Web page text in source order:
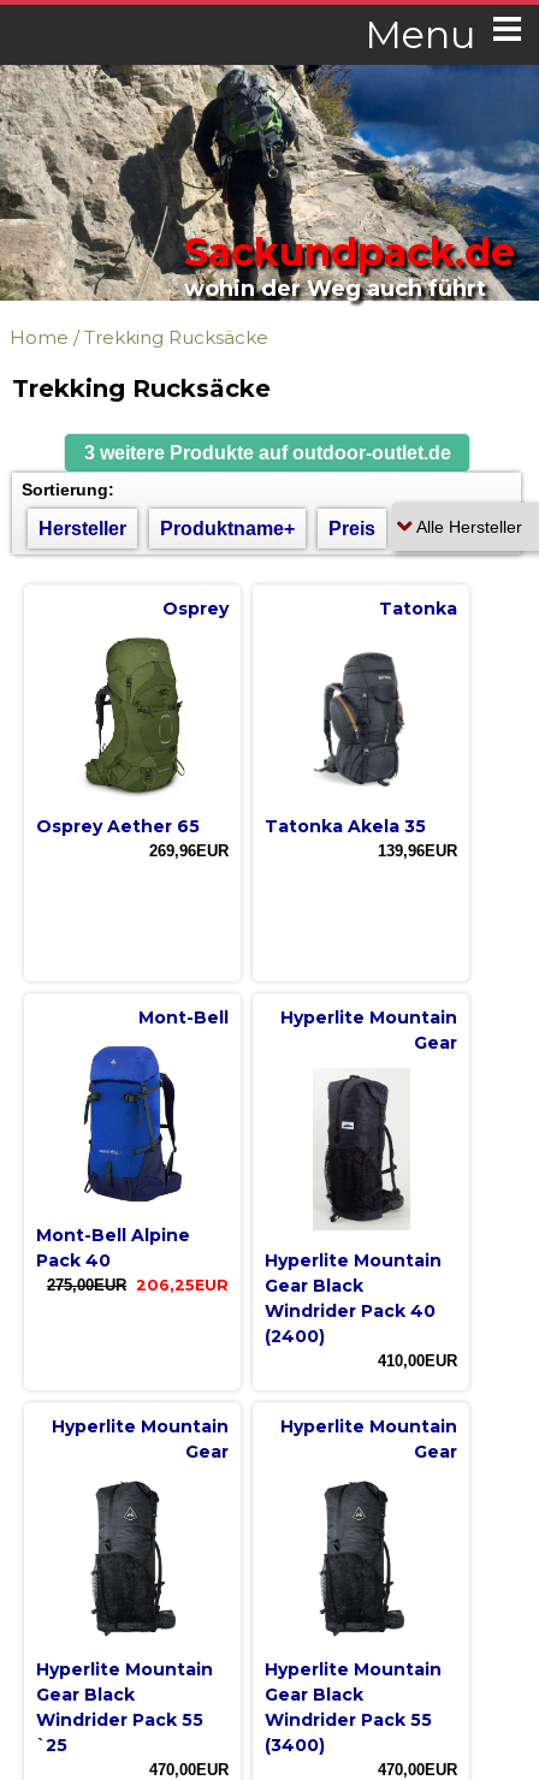
Menu
Sackundpack.de
wohin der Weg auch führt
Home /Trekking Rucksäcke
Trekking Rucksäcke
3 weitere Produkte auf outdoor-outlet.de
Sortierung:
Hersteller Produktname+ Preis
Osprey
Osprey Aether 65
269,96EUR
Tatonka
Tatonka Akela 35
139,96EUR
Mont-Bell
Mont-Bell Alpine
Pack 40
275,00EUR 206,25EUR
Hyperlite Mountain
Gear
Hyperlite Mountain
Gear Black
Windrider Pack 40
(2400)
410,00EUR
Hyperlite Mountain
Gear
Hyperlite Mountain
Gear Black
Windrider Pack 55
`25
470,00EUR
Hyperlite Mountain
Gear
Hyperlite Mountain
Gear Black
Windrider Pack 55
(3400)
470,00EUR